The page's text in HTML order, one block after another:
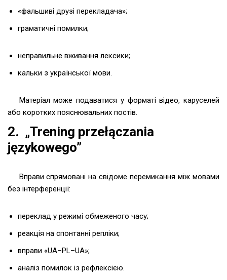
«фальшиві друзі перекладача»;
граматичні помилки;
неправильне вживання лексики;
кальки з української мови.
Матеріал може подаватися у форматі відео, каруселей
або коротких пояснювальних постів.
2. „Trening przełączania
językowego”
Вправи спрямовані на свідоме перемикання між мовами
без інтерференції:
переклад у режимі обмеженого часу;
реакція на спонтанні репліки;
вправи «UA–PL–UA»;
аналіз помилок із рефлексією.